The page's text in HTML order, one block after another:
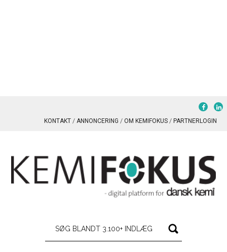
KONTAKT ANNONCERING OM KEMIFOKUS PARTNERLOGIN